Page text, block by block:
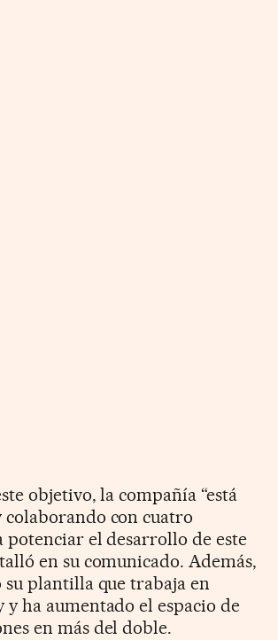
objetivo, la compañía “está
con cuatro
potenciar el desarrollo de este
en su comunicado. Además,
plantilla que trabaja en
y ha aumentado el espacio de
en más del doble.